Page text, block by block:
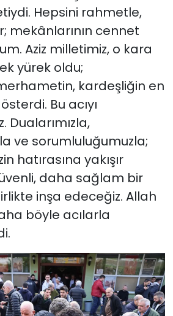
Hepsini rahmetle,
mekânlarının cennet
Aziz milletimiz, o kara
yürek oldu;
kardeşliğin en
Bu acıyı
Dualarımızla,
ve sorumluluğumuzla;
hatırasına yakışır
daha sağlam bir
inşa edeceğiz. Allah
böyle acılarla